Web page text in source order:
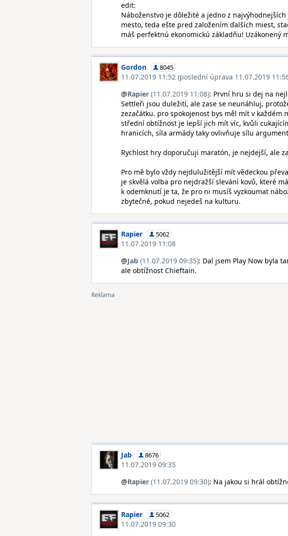
edit:
Náboženstvo je dôležité a jedno z
mesto, teda ešte pred založením ďalších miest,
máš perfektnú ekonomickú základňu! Uzákonený
Gordon 8045
11.07.2019 11:52 (poslední úprava 11.07.2019
@Rapier (11.07.2019 11:08): První hru si dej na
Settleři jsou duležití, ale zase se neunáhluj,
zezačátku. pro spokojenost bys měl mít v každém
střední obtížnost je lepší jich mít víc, kvůli
hranicích, síla armády taky ovlivňuje sílu
Rychlost hry doporučuji maratón, je nejdejší, ale
Pro mě bylo vždy nejdulužitější mít vědeckou
je skvělá volba pro nejdražší slevání kovů, které
k odemknutí je ta, že pro ni musíš vyzkoumat
zbytečné, pokud nejedeš na kulturu.
Rapier 5062
11.07.2019 11:08
@Jab (11.07.2019 09:35): Dal jsem Play Now byla
ale obtížnost Chieftain.
Jab 8676
11.07.2019 09:35
@Rapier (11.07.2019 09:30): Na jakou si hrál
Rapier 5062
11.07.2019 09:30